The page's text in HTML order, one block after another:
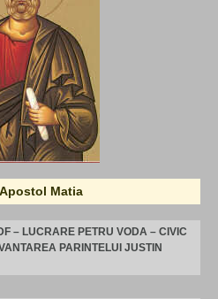
Matia
– LUCRARE PETRU VODA – CIVIC
PARINTELUI JUSTIN